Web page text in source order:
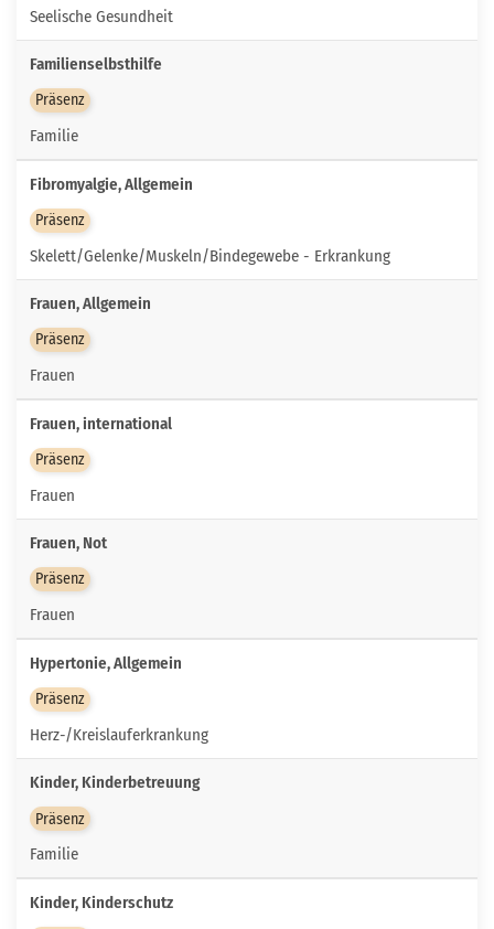
Seelische Gesundheit
Familienselbsthilfe
Präsenz
Familie
Fibromyalgie, Allgemein
Präsenz
Skelett/Gelenke/Muskeln/Bindegewebe - Erkrankung
Frauen, Allgemein
Präsenz
Frauen
Frauen, international
Präsenz
Frauen
Frauen, Not
Präsenz
Frauen
Hypertonie, Allgemein
Präsenz
Herz-/Kreislauferkrankung
Kinder, Kinderbetreuung
Präsenz
Familie
Kinder, Kinderschutz